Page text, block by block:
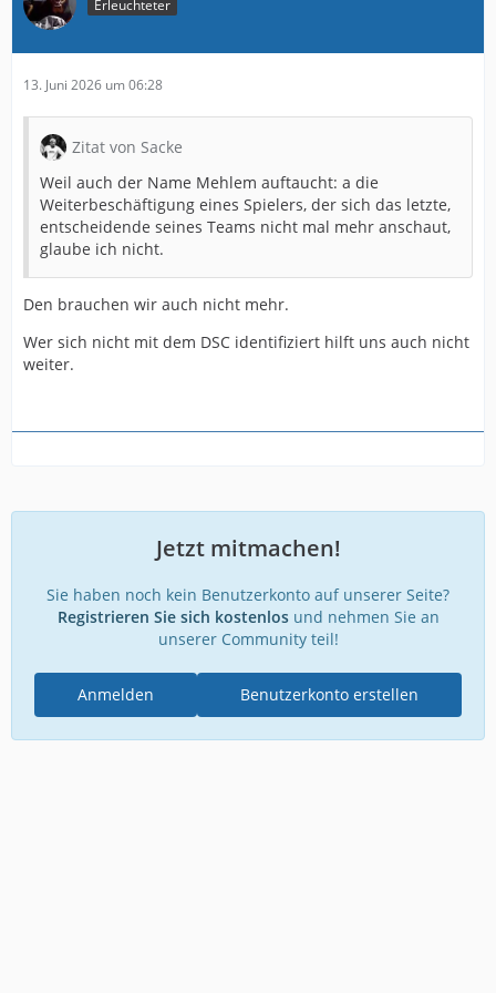
Erleuchteter
13. Juni 2026 um 06:28
Zitat von Sacke
Weil auch der Name Mehlem auftaucht: a die
Weiterbeschäftigung eines Spielers, der sich das letzte,
entscheidende seines Teams nicht mal mehr anschaut,
glaube ich nicht.
Den brauchen wir auch nicht mehr.
Wer sich nicht mit dem DSC identifiziert hilft uns auch nicht
weiter.
Jetzt mitmachen!
Sie haben noch kein Benutzerkonto auf unserer Seite?
Registrieren Sie sich kostenlosund nehmen Sie an
unserer Community teil!
Benutzerkonto erstellen
Anmelden